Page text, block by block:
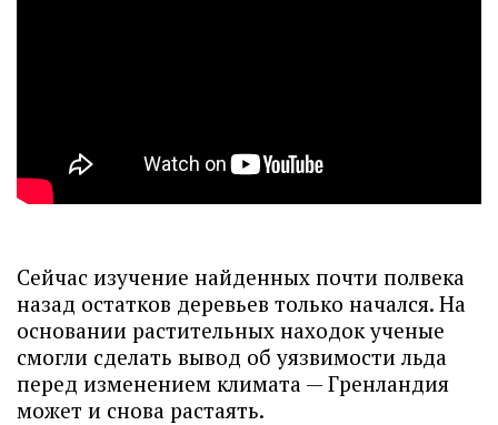
Сейчас изучение найденных почти полвека
назад остатков деревьев только начался. На
основании растительных находок ученые
смогли сделать вывод об уязвимости льда
перед изменением климата — Гренландия
может и снова растаять.